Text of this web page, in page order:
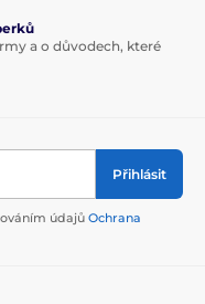
a o důvodech, které
Přihlásit
údajů Ochrana